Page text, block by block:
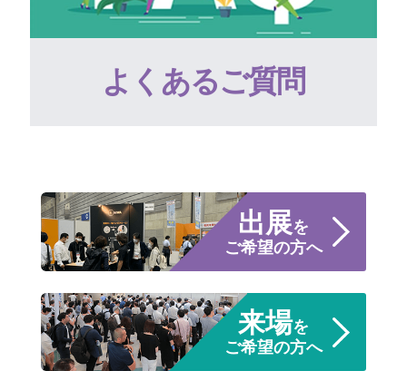
よくあるご質問
出展を
ご希望の方へ
来場を
ご希望の方へ